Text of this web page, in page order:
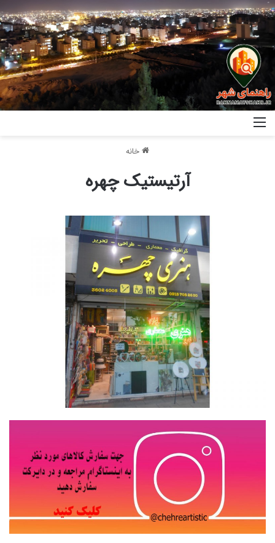
خانه
آرتیستیک چهره